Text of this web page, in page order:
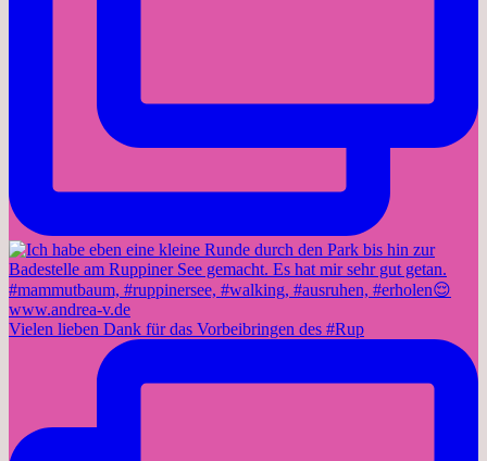
Vielen lieben Dank für das Vorbeibringen des #Rup